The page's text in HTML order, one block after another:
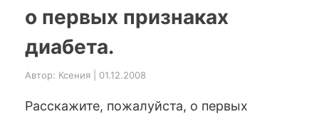
о первых признаках
диабета.
Автор: Ксения | 01.12.2008
Расскажите, пожалуйста, о первых